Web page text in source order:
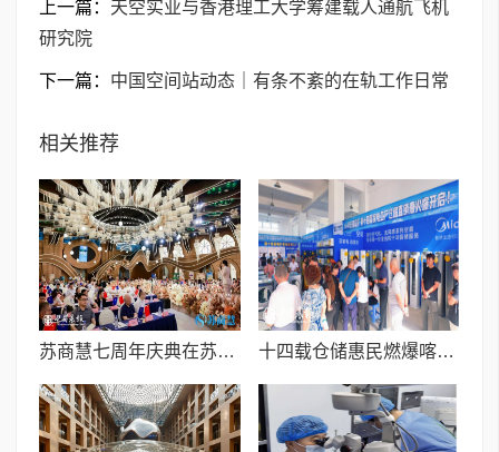
上一篇： 天空实业与香港理工大学筹建载人通航飞机
研究院
下一篇： 中国空间站动态｜有条不紊的在轨工作日常
相关推荐
苏商慧七周年庆典在苏州隆重举行 七大联创共启发展新篇章 十四载仓储惠民燃爆喀什！2026广视通第十四届家电家居工厂仓储直销惠圆满收官